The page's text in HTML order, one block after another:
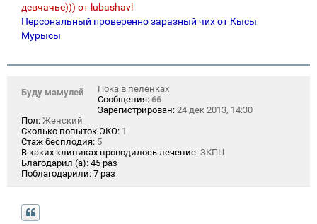
девчачье))) от lubashavl
Персональный проверенно заразный чих от Кысы
Мурысы
Буду мамулей
Пока в пеленках
Сообщения: 66
Зарегистрирован: 24 дек 2013, 14:30
Пол: Женский
Сколько попыток ЭКО: 1
Стаж бесплодия: 5
В каких клиниках проводилось лечение: ЗКПЦ
Благодарил (а): 45 раз
Поблагодарили: 7 раз